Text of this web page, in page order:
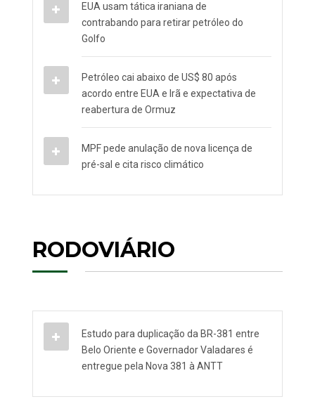
EUA usam tática iraniana de
contrabando para retirar petróleo do
Golfo
Petróleo cai abaixo de US$ 80 após
acordo entre EUA e Irã e expectativa de
reabertura de Ormuz
MPF pede anulação de nova licença de
pré-sal e cita risco climático
RODOVIÁRIO
Estudo para duplicação da BR-381 entre
Belo Oriente e Governador Valadares é
entregue pela Nova 381 à ANTT